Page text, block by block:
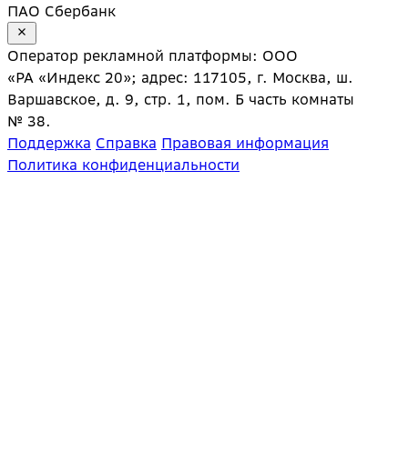
ПАО Сбербанк
Оператор рекламной платформы: ООО
«РА «Индекс 20»; адрес: 117105, г. Москва, ш.
Варшавское, д. 9, стр. 1, пом. Б часть комнаты
№ 38.
Поддержка Справка Правовая информация
Политика конфиденциальности